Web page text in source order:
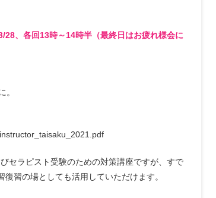
、各回13時～14時半（最終日はお疲れ様会に
。
セラピスト受験のための対策講座ですが、すで
習の場としても活用していただけます。